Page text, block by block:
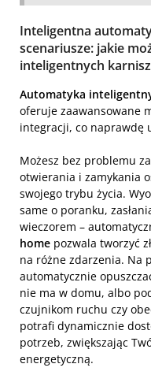
Inteligentna
scenariusze: jakie
inteligentnych
Automatyka
oferuje zaawansowane
integracji, co naprawdę
Możesz bez problemu
otwierania i zamykania
swojego trybu życia.
same o poranku,
wieczorem –
home pozwala tworzyć
na różne zdarzenia. Na
automatycznie
nie ma w domu, albo
czujnikom ruchu czy
potrafi dynamicznie
potrzeb, zwiększając
energetyczną.